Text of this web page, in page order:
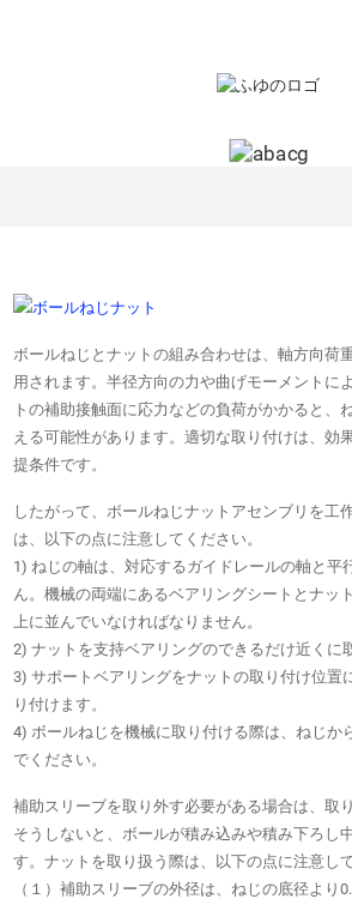
ボールねじとナットの組み合わせは、軸方向荷
用されます。半径方向の力や曲げモーメントに
トの補助接触面に応力などの負荷がかかると、
える可能性があります。適切な取り付けは、効
提条件です。
したがって、ボールねじナットアセンブリを工
は、以下の点に注意してください。
1) ねじの軸は、対応するガイドレールの軸と平
ん。機械の両端にあるベアリングシートとナッ
上に並んでいなければなりません。
2) ナットを支持ベアリングのできるだけ近くに
3) サポートベアリングをナットの取り付け位置
り付けます。
4) ボールねじを機械に取り付ける際は、ねじか
でください。
補助スリーブを取り外す必要がある場合は、取
そうしないと、ボールが積み込みや積み下ろし
す。ナットを取り扱う際は、以下の点に注意し
（１）補助スリーブの外径は、ねじの底径より